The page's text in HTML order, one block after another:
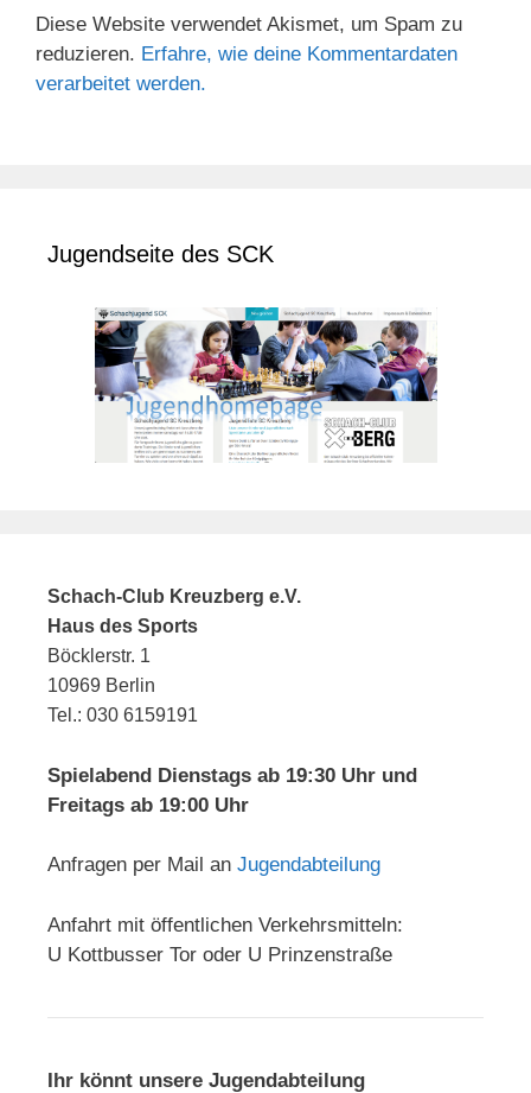
Diese Website verwendet Akismet, um Spam zu
reduzieren. Erfahre, wie deine Kommentardaten
verarbeitet werden.
Jugendseite des SCK
Schach-Club Kreuzberg e.V.
Haus des Sports
Böcklerstr. 1
10969 Berlin
Tel.: 030 6159191
Spielabend Dienstags ab 19:30 Uhr und
Freitags ab 19:00 Uhr
Anfragen per Mail an Jugendabteilung
Anfahrt mit öffentlichen Verkehrsmitteln:
U Kottbusser Tor oder U Prinzenstraße
Ihr könnt unsere Jugendabteilung